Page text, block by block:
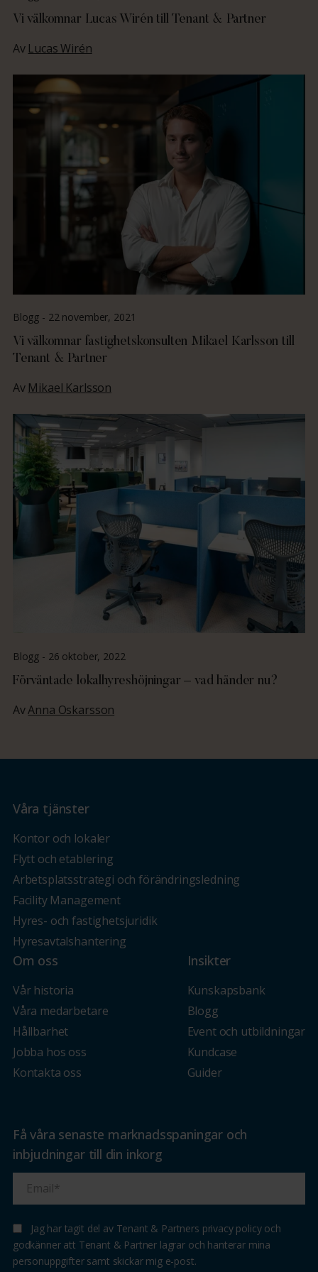
Vi välkomnar Lucas Wirén till Tenant & Partner
Av Lucas Wirén
Blogg - 22 november, 2021
Vi välkomnar fastighetskonsulten Mikael Karlsson till
Tenant & Partner
Av Mikael Karlsson
Blogg - 26 oktober, 2022
Förväntade lokalhyreshöjningar – vad händer nu?
AvAnna Oskarsson
Våra tjänster
Kontor och lokaler
Flytt och etablering
Arbetsplatsstrategi och förändringsledning
Facility Management
Hyres- och fastighetsjuridik
Hyresavtalshantering
Om oss
Vår historia
Våra medarbetare
Hållbarhet
Jobba hos oss
Kontakta oss
Insikter
Kunskapsbank
Blogg
Event och utbildningar
Kundcase
Guider
Få våra senaste marknadsspaningar och
inbjudningar till din inkorg
Jag har tagit del av Tenant & Partners privacy policy och
godkänner att Tenant & Partner lagrar och hanterar mina
personuppgifter samt skickar mig e-post.